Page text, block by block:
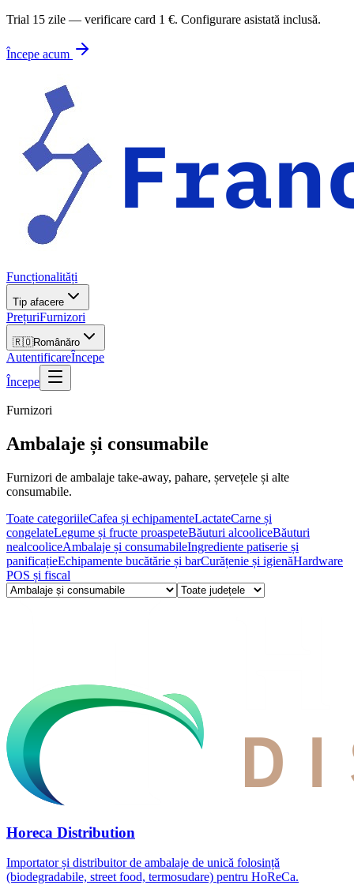
Trial 15 zile — verificare card 1 €. Configurare asistată inclusă.
Începe acum
Funcționalități
Tip afacere
PrețuriFurnizori
🇷🇴Românăro
AutentificareÎncepe
Începe
Furnizori
Ambalaje și consumabile
Furnizori de ambalaje take-away, pahare, șervețele și alte
consumabile.
Toate categoriileCafea și echipamenteLactateCarne și
congelateLegume și fructe proaspeteBăuturi alcooliceBăuturi
nealcooliceAmbalaje și consumabileIngrediente patiserie și
panificațieEchipamente bucătărie și barCurățenie și igienăHardware
POS și fiscal
Horeca Distribution
Importator și distribuitor de ambalaje de unică folosință
(biodegradabile, street food, termosudare) pentru HoReCa.